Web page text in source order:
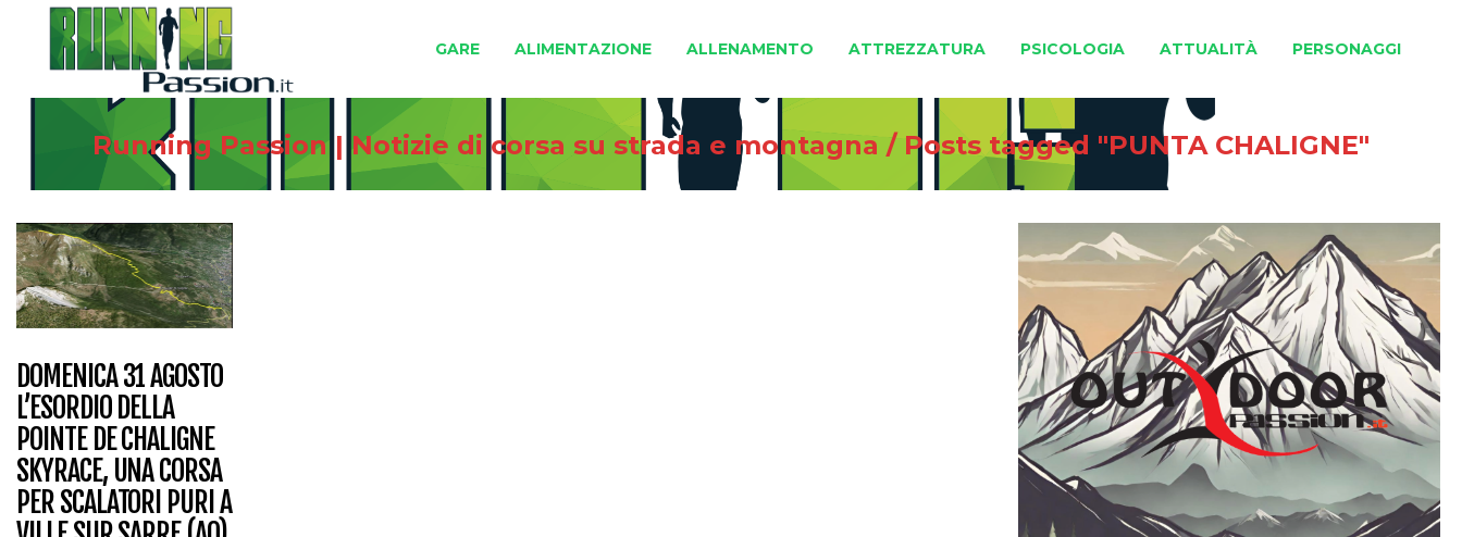
GARE ALIMENTAZIONE ALLENAMENTO ATTREZZATURA PSICOLOGIA ATTUALITÀ PERSONAGGI
Running Passion | Notizie di corsa su strada e montagna /Posts tagged "PUNTA CHALIGNE"
DOMENICA 31 AGOSTO
L’ESORDIO DELLA
POINTE DE CHALIGNE
SKYRACE, UNA CORSA
PER SCALATORI PURI A